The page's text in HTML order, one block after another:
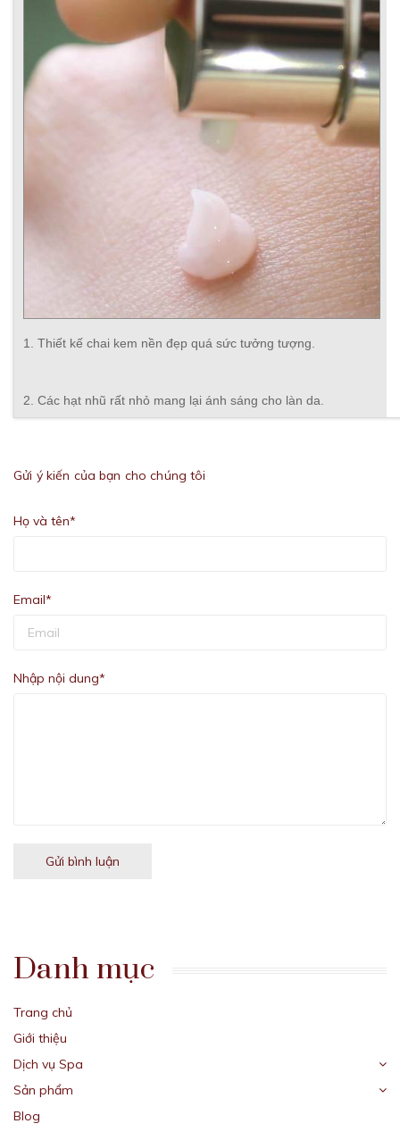
1. Thiết kế chai kem nền đẹp quá sức tưởng tượng.
2. Các hạt nhũ rất nhỏ mang lại ánh sáng cho làn da.
Gửi ý kiến của bạn cho chúng tôi
Họ và tên*
Email*
Nhập nội dung*
Gửi bình luận
Danh mục
Trang chủ
Giới thiệu
Dịch vụ Spa
Sản phẩm
Blog